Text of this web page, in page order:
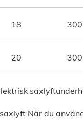
18 300
20 300
När du